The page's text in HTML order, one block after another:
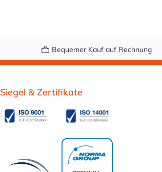
Bequemer Kauf auf Rechnung
Siegel & Zertifikate